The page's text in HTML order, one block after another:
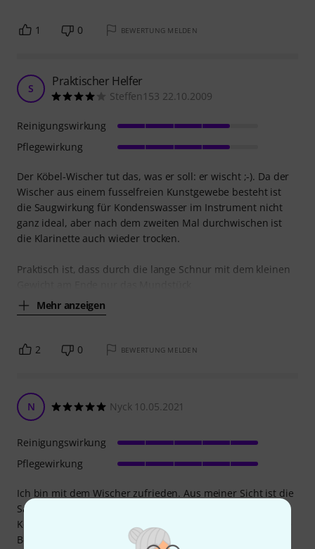
1 0 BEWERTUNG MELDEN
S Praktischer Helfer
Steffen153 22.10.2009
Der Köbel-Wischer tut das, was er soll: er wischt ;-). Da der
Wischer aus einem fusselfreien Kunstgewebe besteht ist
die Saugwirkung für Kondenswasser im Instrument nicht
ganz ideal, aber nach dem zweiten Mal durchwischen ist
die Klarinette auch wieder trocken.
Praktisch ist, dass durch die lange Schnur mit dem kleinen
Mehr anzeigen
Reinigungswirkung
Pflegewirkung
2 0 BEWERTUNG MELDEN
N Nyck 10.05.2021
Ich bin mit dem Wischer zufrieden. Aus meiner Sicht ist die
Saugkraft ausreichend um nach einmal durchwischen das
Kondenswasser aus der Klarinette zu haben. Ich habe eine
B-Klarinette aus Kunststoff, vielleicht macht das im
Reinigungswirkung
Pflegewirkung